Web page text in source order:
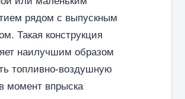
рядом с выпускным
Такая конструкция
наилучшим образом
топливно-воздушную
момент впрыска